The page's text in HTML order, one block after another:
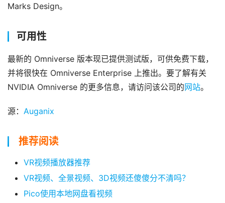
Marks Design。
可用性
最新的 Omniverse 版本现已提供测试版，可供免费下载，
并将很快在 Omniverse Enterprise 上推出。要了解有关
NVIDIA Omniverse 的更多信息，请访问该公司的网站。
源： Auganix
推荐阅读
VR视频播放器推荐
VR视频、全景视频、3D视频还傻傻分不清吗？
Pico使用本地网盘看视频